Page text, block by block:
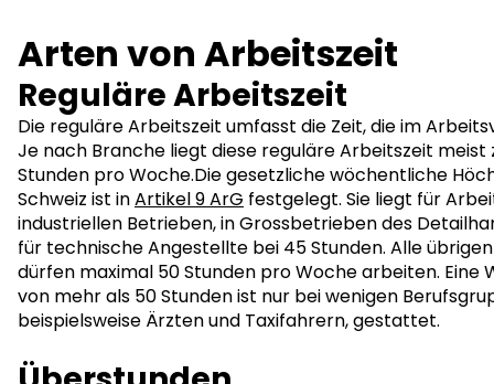
Arten von Arbeitszeit
Reguläre Arbeitszeit
Die reguläre Arbeitszeit umfasst die Zeit, die im
Je nach Branche liegt diese reguläre Arbeitszeit meist
Stunden pro Woche.Die gesetzliche wöchentliche
Schweiz ist inArtikel 9 ArG festgelegt. Sie liegt für
industriellen Betrieben, in Grossbetrieben des
für technische Angestellte bei 45 Stunden. Alle
dürfen maximal 50 Stunden pro Woche arbeiten. Eine
von mehr als 50 Stunden ist nur bei wenigen
beispielsweise Ärzten und Taxifahrern, gestattet.